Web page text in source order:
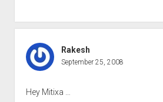
Rakesh
September 25, 2008
Hey Mitixa …